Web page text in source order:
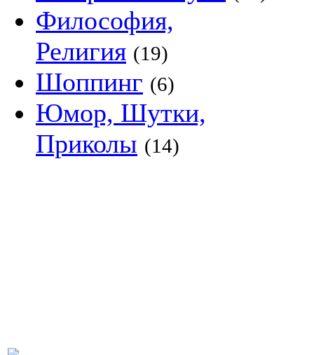
Философия,
Религия (19)
Шоппинг (6)
Юмор, Шутки,
Приколы (14)